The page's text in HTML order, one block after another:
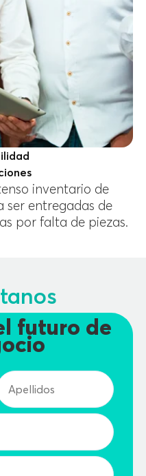
inventario de
ser entregadas de
por falta de piezas.
futuro de